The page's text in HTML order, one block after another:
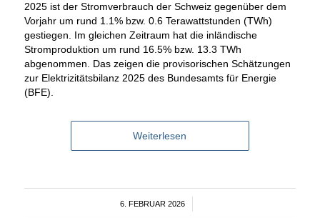
2025 ist der Stromverbrauch der Schweiz gegenüber dem
Vorjahr um rund 1.1% bzw. 0.6 Terawattstunden (TWh)
gestiegen. Im gleichen Zeitraum hat die inländische
Stromproduktion um rund 16.5% bzw. 13.3 TWh
abgenommen. Das zeigen die provisorischen Schätzungen
zur Elektrizitätsbilanz 2025 des Bundesamts für Energie
(BFE).
Weiterlesen
6. FEBRUAR 2026
/